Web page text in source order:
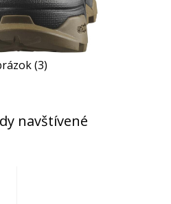
(3)
navštívené